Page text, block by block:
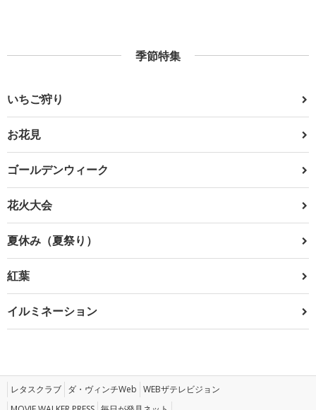
季節特集
いちご狩り
お花見
ゴールデンウィーク
花火大会
夏休み（夏祭り）
紅葉
イルミネーション
レタスクラブ ダ・ヴィンチWeb WEBザテレビジョン